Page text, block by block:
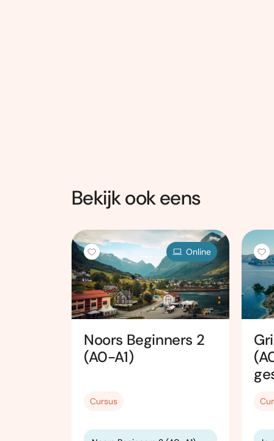
Bekijk ook eens
Online
Noors Beginners 2
(A0-A1)
Cursus